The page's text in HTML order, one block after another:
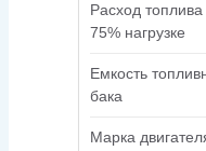
Расход
75% нагрузке
Емкость
бака
Марка